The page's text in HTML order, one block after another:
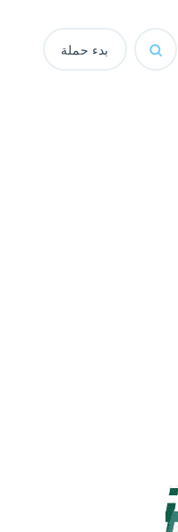
بدء حملة